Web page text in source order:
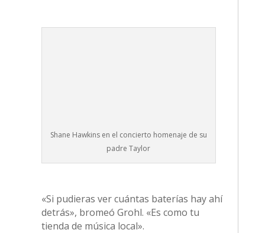
Shane Hawkins en el concierto homenaje de su
padre Taylor
«Si pudieras ver cuántas baterías hay ahí
detrás», bromeó Grohl. «Es como tu
tienda de música local».